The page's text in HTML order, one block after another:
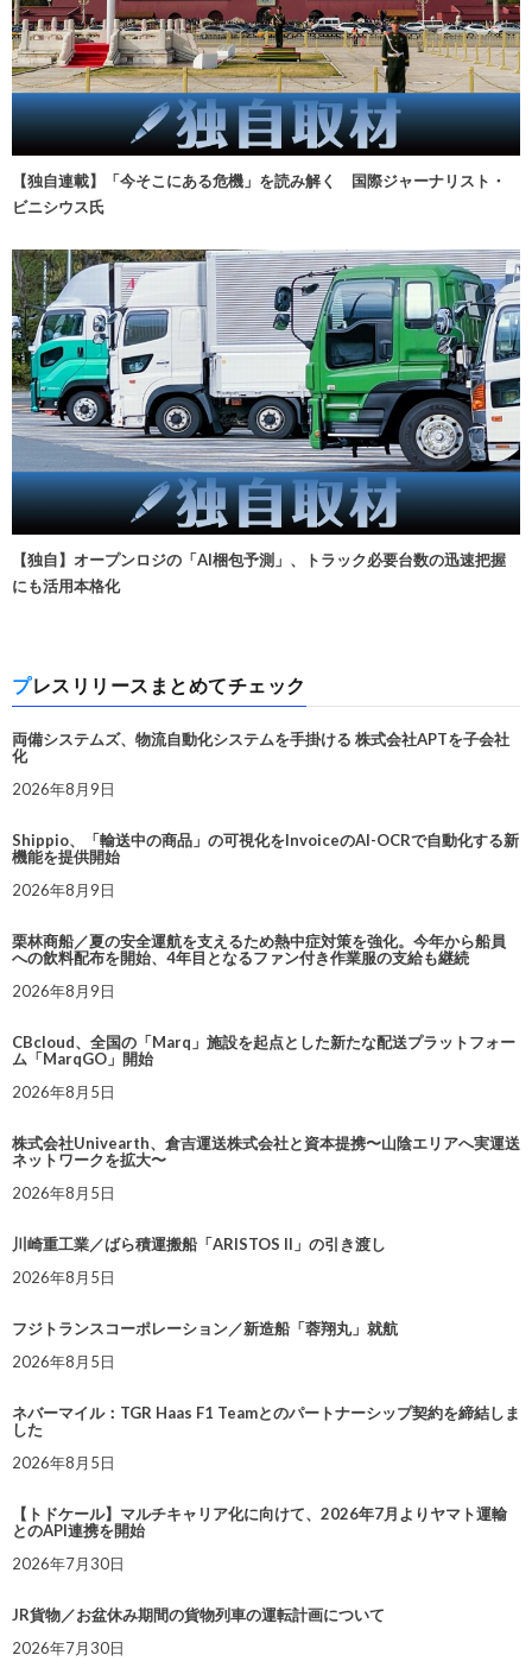
【独自連載】「今そこにある危機」を読み解く 国際ジャーナリスト・
ビニシウス氏
【独自】オープンロジの「AI梱包予測」、トラック必要台数の迅速把握
にも活用本格化
プレスリリースまとめてチェック
両備システムズ、物流自動化システムを手掛ける 株式会社APTを子会社
化
2026年8月9日
Shippio、「輸送中の商品」の可視化をInvoiceのAI-OCRで自動化する新
機能を提供開始
2026年8月9日
栗林商船／夏の安全運航を支えるため熱中症対策を強化。今年から船員
への飲料配布を開始、4年目となるファン付き作業服の支給も継続
2026年8月9日
CBcloud、全国の「Marq」施設を起点とした新たな配送プラットフォー
ム「MarqGO」開始
2026年8月5日
株式会社Univearth、倉吉運送株式会社と資本提携〜山陰エリアへ実運送
ネットワークを拡大〜
2026年8月5日
川崎重工業／ばら積運搬船「ARISTOS II」の引き渡し
2026年8月5日
フジトランスコーポレーション／新造船「蓉翔丸」就航
2026年8月5日
ネバーマイル：TGR Haas F1 Teamとのパートナーシップ契約を締結しま
した
2026年8月5日
【トドケール】マルチキャリア化に向けて、2026年7月よりヤマト運輸
とのAPI連携を開始
2026年7月30日
JR貨物／お盆休み期間の貨物列車の運転計画について
2026年7月30日